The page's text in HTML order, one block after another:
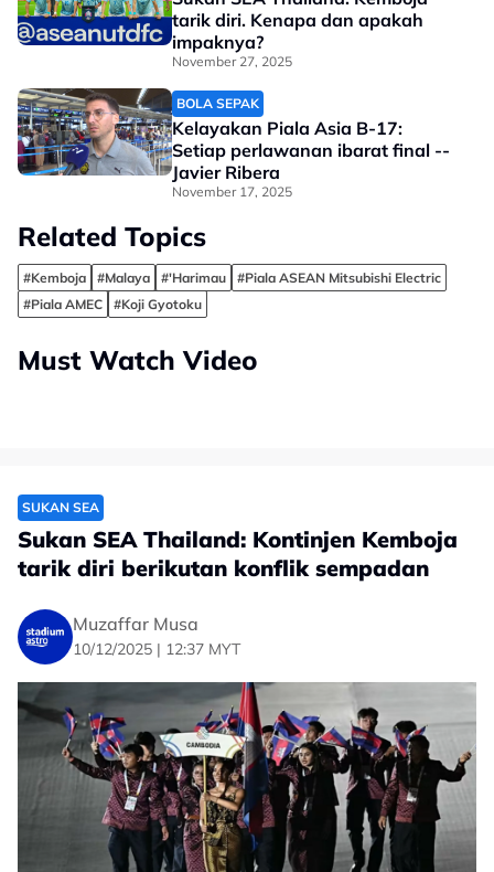
tarik diri. Kenapa dan apakah
impaknya?
November 27, 2025
BOLA SEPAK
Kelayakan Piala Asia B-17:
Setiap perlawanan ibarat final --
Javier Ribera
November 17, 2025
Related Topics
#Kemboja #Malaya #'Harimau
#Piala ASEAN Mitsubishi Electric
#Piala AMEC
#Koji Gyotoku
Must Watch Video
SUKAN SEA
Sukan SEA Thailand: Kontinjen Kemboja
tarik diri berikutan konflik sempadan
Muzaffar Musa
10/12/2025 | 12:37 MYT